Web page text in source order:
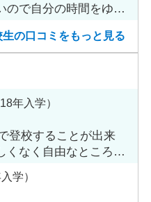
ので自分の時間をゆっ
生の口コミをもっと見る
年入学）
登校することが出来
くなく自由なところが
学）